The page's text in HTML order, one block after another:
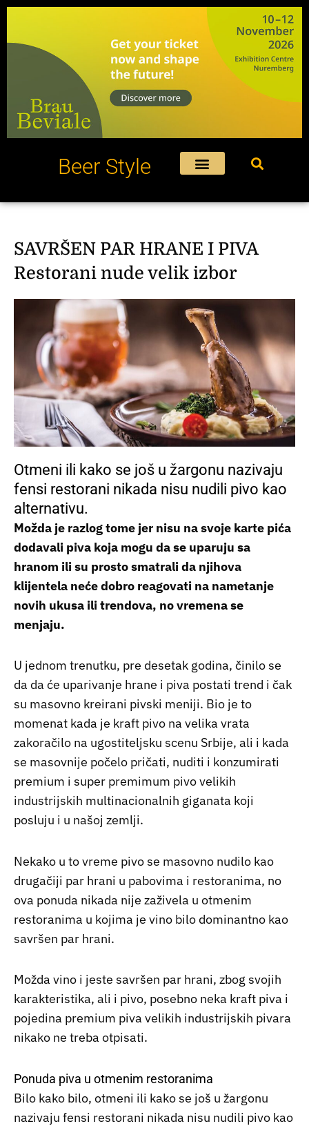
Пређи
садржај
Beer Style
SAVRŠEN PAR HRANE I PIVA
Restorani nude velik izbor
Otmeni ili kako se još u žargonu nazivaju
fensi restorani nikada nisu nudili pivo kao
alternativu.
Možda je razlog tome jer nisu na svoje karte pića
dodavali piva koja mogu da se uparuju sa
hranom ili su prosto smatrali da njihova
klijentela neće dobro reagovati na nametanje
novih ukusa ili trendova, no vremena se
menjaju.
U jednom trenutku, pre desetak godina, činilo se
da da će uparivanje hrane i piva postati trend i čak
su masovno kreirani pivski meniji. Bio je to
momenat kada je kraft pivo na velika vrata
zakoračilo na ugostiteljsku scenu Srbije, ali i kada
se masovnije počelo pričati, nuditi i konzumirati
premium i super premimum pivo velikih
industrijskih multinacionalnih giganata koji
posluju i u našoj zemlji.
Nekako u to vreme pivo se masovno nudilo kao
drugačiji par hrani u pabovima i restoranima, no
ova ponuda nikada nije zaživela u otmenim
restoranima u kojima je vino bilo dominantno kao
savršen par hrani.
Možda vino i jeste savršen par hrani, zbog svojih
karakteristika, ali i pivo, posebno neka kraft piva i
pojedina premium piva velikih industrijskih pivara
nikako ne treba otpisati.
Ponuda piva u otmenim restoranima
Bilo kako bilo, otmeni ili kako se još u žargonu
nazivaju fensi restorani nikada nisu nudili pivo kao